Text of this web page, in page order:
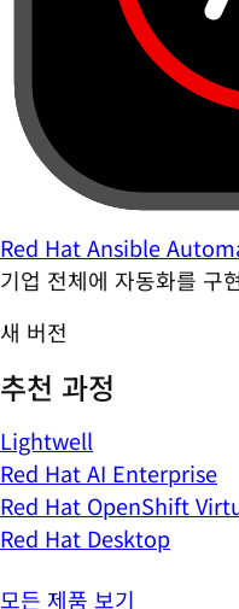
Red Hat Ansible
기업 전체에 자동화를 구
새 버전
추천 과정
Lightwell
Red Hat AI Enterprise
Red Hat OpenShift
Red Hat Desktop
모든 제품 보기